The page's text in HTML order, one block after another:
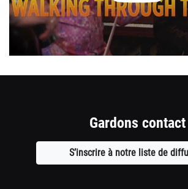
événement.
Gardons contact
S’inscrire à notre liste de